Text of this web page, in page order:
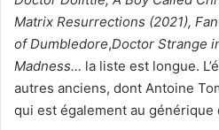
Matrix Resurrections (2021),
of Dumbledore,Doctor Strange
Madness… la liste est longue.
autres anciens, dont Antoine
qui est également au générique